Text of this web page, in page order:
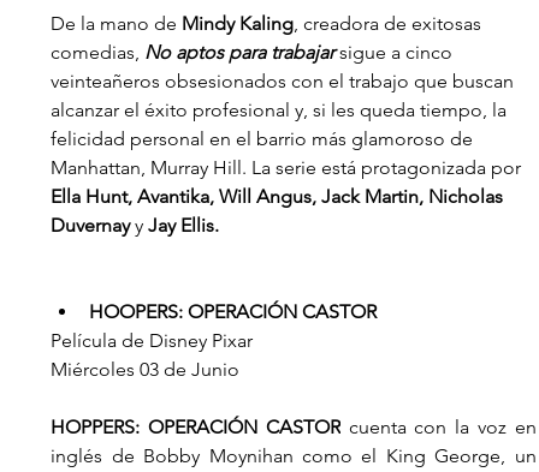
De la mano de Mindy Kaling, creadora de exitosas
comedias, No aptos para trabajar sigue a cinco
veinteañeros obsesionados con el trabajo que buscan
alcanzar el éxito profesional y, si les queda tiempo, la
felicidad personal en el barrio más glamoroso de
Manhattan, Murray Hill. La serie está protagonizada por
Ella Hunt, Avantika, Will Angus, Jack Martin, Nicholas
Duvernay y Jay Ellis.
HOOPERS: OPERACIÓN CASTOR
Película de Disney Pixar
Miércoles 03 de Junio
HOPPERS: OPERACIÓN CASTOR cuenta con la voz en
inglés de Bobby Moynihan como el King George, un